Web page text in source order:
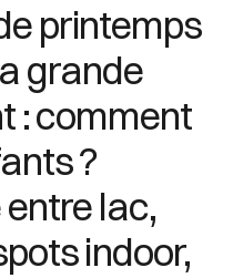
printemps
grande
: comment
?
lac,
indoor,